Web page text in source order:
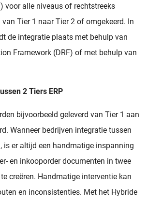
voor alle niveaus of rechtstreeks
Tier 1 naar Tier 2 of omgekeerd. In
de integratie plaats met behulp van
Framework (DRF) of met behulp van
2 Tiers ERP
bijvoorbeeld geleverd van Tier 1 aan
Wanneer bedrijven integratie tussen
is er altijd een handmatige inspanning
en inkooporder documenten in twee
creëren. Handmatige interventie kan
en inconsistenties. Met het Hybride